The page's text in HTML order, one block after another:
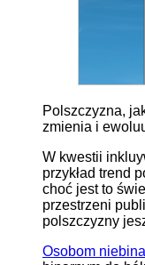
Polszczyzna,
zmienia i
W kwestii
przykład trend
choć jest to
przestrzeni
polszczyzny
Osobom